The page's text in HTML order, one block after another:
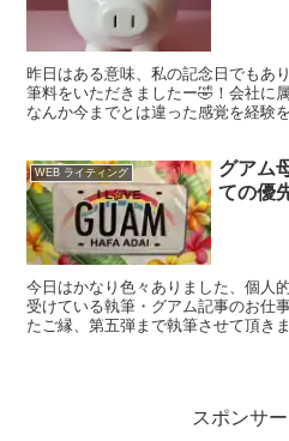
昨日はある意味、私の記念日でもあ
筆料をいただきましたー🤣！会社に
なんか今までとは違った感覚を経験
WEB ライティング
グアム
ての優
今日はかなり色々ありました、個人
受けている執筆・グアム記事のお仕
たご縁、第五弾まで執筆させて頂き
スポンサ